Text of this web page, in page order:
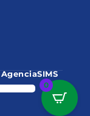
AgenciaSIMS
0